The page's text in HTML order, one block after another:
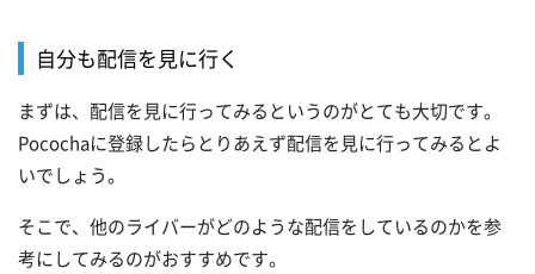
自分も配信を見に行く
まずは、配信を見に行ってみるというのがとても大切です。
Pocochaに登録したらとりあえず配信を見に行ってみるとよ
いでしょう。
そこで、他のライバーがどのような配信をしているのかを参
考にしてみるのがおすすめです。